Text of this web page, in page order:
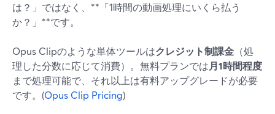
は？」ではなく、**「1時間の動画処理にいくら払う
か？」**です。
Opus Clipのような単体ツールはクレジット制課金 （処
理した分数に応じて消費）。無料プランでは月1時間程度
まで処理可能で、それ以上は有料アップグレードが必要
です。(Opus Clip Pricing)